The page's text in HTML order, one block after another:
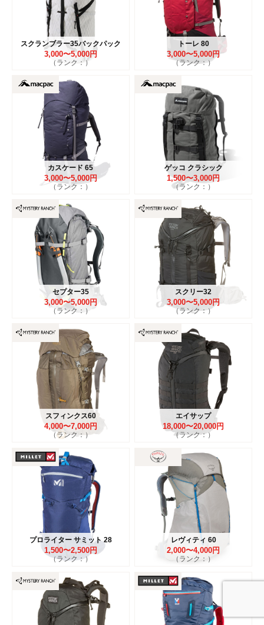
スクランブラー35バックパック
3,000〜5,000円
（ランク：）
トーレ 80
3,000〜5,000円
（ランク：）
カスケード 65
3,000〜5,000円
（ランク：）
ゲッコ クラシック
1,500〜3,000円
（ランク：）
セプター35
3,000〜5,000円
（ランク：）
スクリー32
3,000〜5,000円
（ランク：）
スフィンクス60
4,000〜7,000円
（ランク：）
エイサップ
18,000〜20,000円
（ランク：）
プロライター サミット 28
1,500〜2,500円
（ランク：）
レヴィティ 60
2,000〜4,000円
（ランク：）